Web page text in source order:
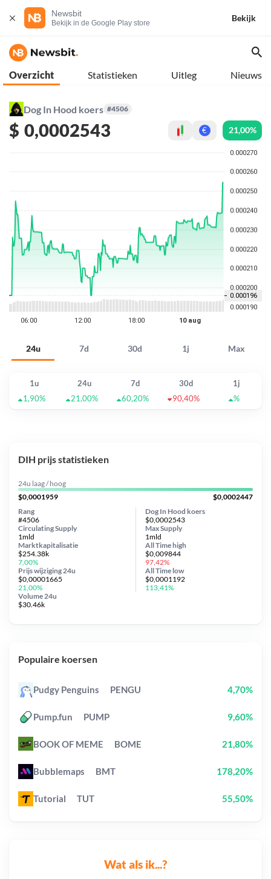
Newsbit
Bekijk in de Google Play store
Bekijk
Overzicht Statistieken Uitleg Nieuws
Dog In Hood koers #4506
$ 0,0002543 € 21,00%
24u 7d 30d 1j Max
1u 24u 7d 30d
1j
1,90%
21,00% 60,20% 90,40% %
Wat als ik...?
DIH prijs statistieken
24u laag / hoog
$0,0001959
$0,0002447
Dog In Hood koers
$0,0002543
Circulating Supply
1mld
Prijs wijziging 24u
$0,00001665
21,00%
Max Supply
1mld
Marktkapitalisatie
$254.38k
7,00%
Volume 24u
$30.46k
Rang
#4506
All Timehigh
$0,009844
97,42%
All Time low
$0,0001192
113,41%
Populaire koersen
Pudgy Penguins PENGU 4,70%
Pump.fun PUMP 9,60%
BOOK OF MEME BOME 21,80%
Bubblemaps BMT 178,20%
Tutorial TUT 55,50%